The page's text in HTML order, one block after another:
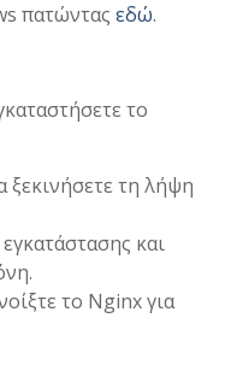
πατώντας εδώ.
το
ξεκινήσετε τη λήψη
και
το Nginx για